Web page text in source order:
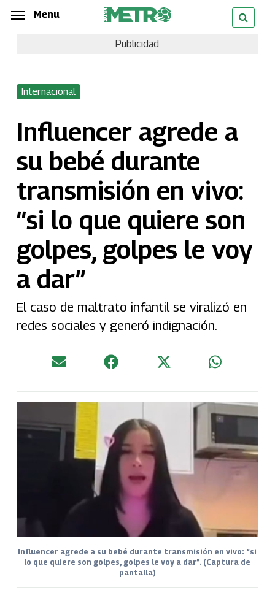
Skip
content
Menu
Publicidad
Internacional
Influencer agrede a
su bebé durante
transmisión en vivo:
“si lo que quiere son
golpes, golpes le voy
a dar”
El caso de maltrato infantil se viralizó en
redes sociales y generó indignación.
Influencer agrede a su bebé durante transmisión en vivo: “si
lo que quiere son golpes, golpes le voy a dar”. (Captura de
pantalla)
Menu